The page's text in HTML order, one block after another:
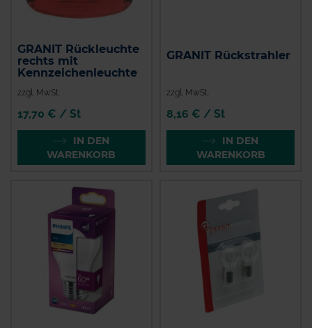
GRANIT Rückleuchte
rechts mit
Kennzeichenleuchte
zzgl. MwSt.
17,70 € / St
IN DEN
WARENKORB
GRANIT Rückstrahler
zzgl. MwSt.
8,16 € / St
IN DEN
WARENKORB